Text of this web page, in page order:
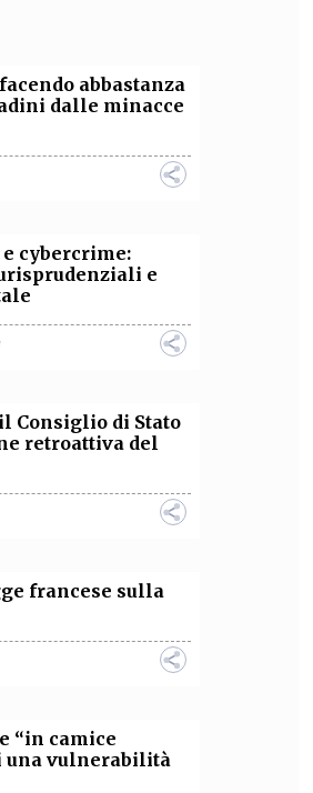
abbastanza
dalle minacce
cybercrime:
e
Consiglio di Stato
retroattiva del
francese sulla
“in camice
una vulnerabilità